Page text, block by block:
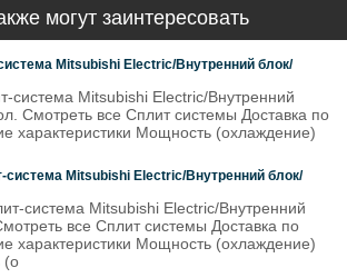
могут заинтересовать
Mitsubishi Electric/Внутренний блок/
система Mitsubishi Electric/Внутренний
Смотреть все Сплит системы Доставка по
характеристики Мощность (охлаждение)
система Mitsubishi Electric/Внутренний блок/
система Mitsubishi Electric/Внутренний
все Сплит системы Доставка по
характеристики Мощность (охлаждение)
(о